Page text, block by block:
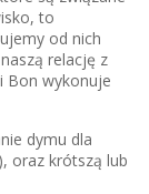
to
od nich
relację z
Bon wykonuje
dymu dla
oraz krótszą lub